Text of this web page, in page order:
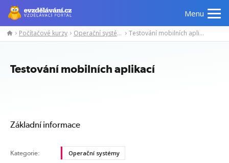
Menu
Manažerské
Odborné
Počítačové
Počítačové kurzy Operační systémy Testování mobilních aplikací
Testování mobilních aplikací
Základní informace
Kategorie: Operační systémy